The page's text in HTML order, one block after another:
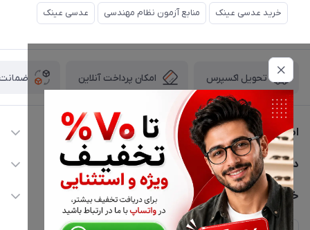
خرید عدسی عینک منابع آزمون نظام مهندسی عدسی عینک
تحویل اکسپرس امکان پرداخت آنلاین ضمانت
اطلاعات تماس
02177116909
info@civiliha.com
ارسال فوری در تهران + ارسال به سراسر کشور
دسترسی سریع
حساب کاربری
مجله فروشگاه
خدمات مشتریان
حریم خصوصی